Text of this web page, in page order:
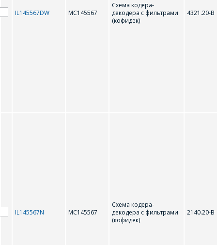
IL145567DW MC145567
Схема кодера-
декодера с фильтрами
(кофидек)
4321.20-В
IL145567N МC145567
Схема кодера-
декодера с фильтрами
(кофидек)
2140.20-В